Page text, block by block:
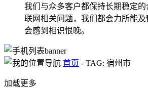
我们与众多客户都保持长期稳定
联网相关问题，我们都会力所能
会感到相识恨晚。
首页 - TAG: 宿州市
加载更多